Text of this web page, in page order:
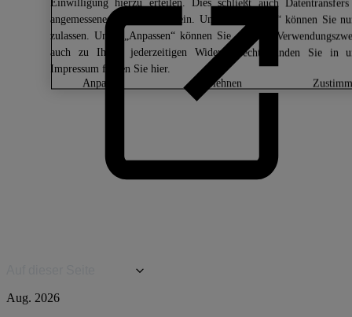
Aug. 2026
Einwilligung hierzu erteilen. Dies schließt auch
angemessenes Schutzniveau ein. Unter „Ablehnen“ können Sie
zulassen. Unter „Anpassen“ können Sie einzelne
auch zu Ihrem jederzeitigen Widerrufsrecht, finden Sie in
Impressum finden Sie hier.
ablehnen
anpassen